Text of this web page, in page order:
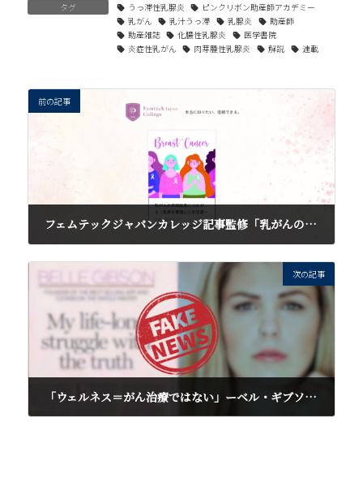
タグ うっ滞性乳腺炎
ピンクリボン助産師アカデミー
乳がん
乳汁うっ滞 乳腺炎
助産師
助産雑誌
化膿性乳腺炎
医学書院
炎症性乳がん
肉芽腫性乳腺炎 解説 連載
前の記事
フェムテックジャパンカレッジ記事監修「乳がんの早期発見につながる！乳房を意識した生活習慣のすすめ」
次の記事
「ウェルネス＝がん治療ではない」ーベル・ギブソンの嘘が示した危険な誤解